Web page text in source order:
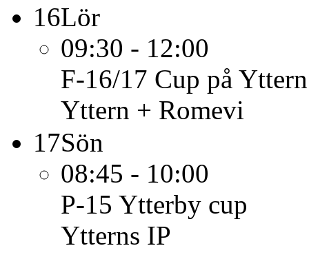
16Lör
09:30 - 12:00
F-16/17 Cup på Yttern
Yttern + Romevi
17Sön
08:45 - 10:00
P-15 Ytterby cup
Ytterns IP